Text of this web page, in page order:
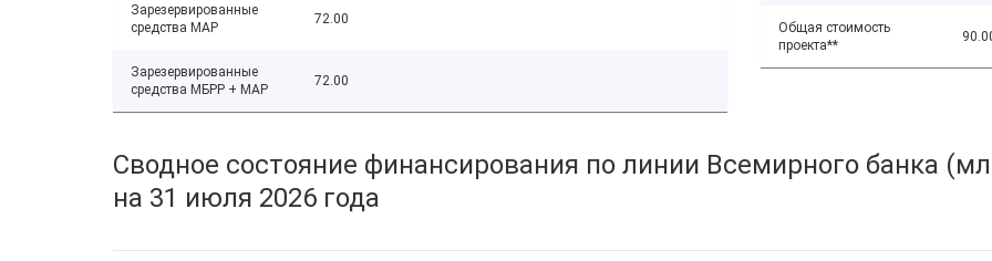
Зарезервированные
средства МАР
72.00
Зарезервированные
средства МБРР + МАР
72.00
Общая стоимость
проекта**
Сводное состояние финансирования по линии Всемирного банка
на 31 июля 2026 года